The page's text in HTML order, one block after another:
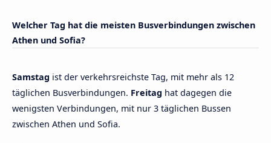
Welcher Tag hat die meisten Busverbindungen zwischen
Athen und Sofia?
Samstag ist der verkehrsreichste Tag, mit mehr als 12
täglichen Busverbindungen. Freitag hat dagegen die
wenigsten Verbindungen, mit nur 3 täglichen Bussen
zwischen Athen und Sofia.